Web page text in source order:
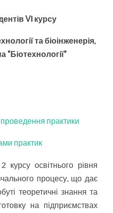
VІ курсу
та біоінженерія,
“Біотехнології”
практики
практик
курсу освітнього рівня
процесу, що дає
теоретичні знання та
на підприємствах